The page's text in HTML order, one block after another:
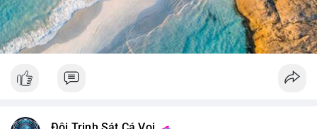
#52dot09btc #chuyenvilanh #tichluydaihan #mempoolbtc
#giaodichlon